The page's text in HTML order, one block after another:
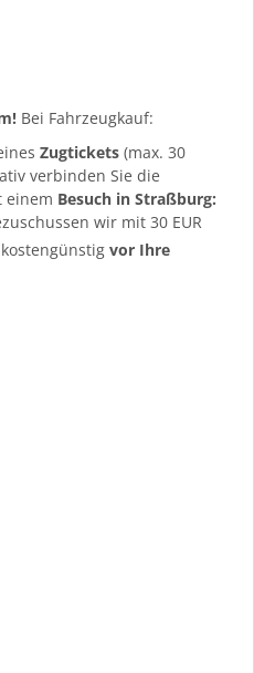
Bei Fahrzeugkauf:
Zugtickets (max. 30
verbinden Sie die
einem Besuch in Straßburg:
wir mit 30 EUR
vor Ihre